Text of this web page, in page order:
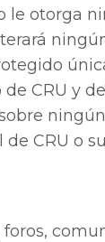
le otorga
CRU y
ningún
CRU o